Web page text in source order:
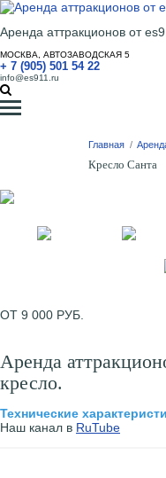
Аренда аттракционов от
МОСКВА, АВТОЗАВОДСКАЯ 5
+ 7 (905) 501 54 22
info@es911.ru
Главная /
Кресло Санта
ОТ 9 000 РУБ.
Аренда
кресло.
Технические
Наш канал в RuTube